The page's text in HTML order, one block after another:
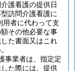
護看護の提供日
訪問介護看護に
用者に代わって支
その他必要な事
た書面又はこれ
事業者は、指定定
た際には、提供